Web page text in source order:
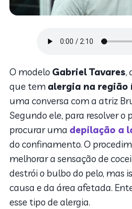
O modelo Gabriel Tavares,
que tem alergia na
uma conversa com a atriz
Segundo ele, para resolver o
procurar uma depilação a
do confinamento. O
melhorar a sensação de
destrói o bulbo do pelo, mas
causa e da área afetada.
esse tipo de alergia.